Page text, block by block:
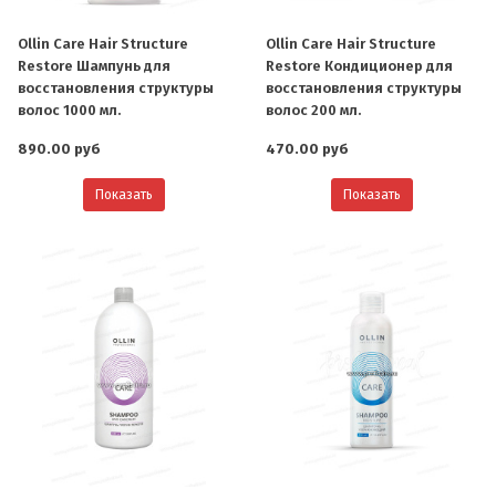
Ollin Care Hair Structure
Restore Шампунь для
восстановления структуры
волос 1000 мл.
890.00 руб
Показать
Ollin Care Hair Structure
Restore Кондиционер для
восстановления структуры
волос 200 мл.
470.00 руб
Показать